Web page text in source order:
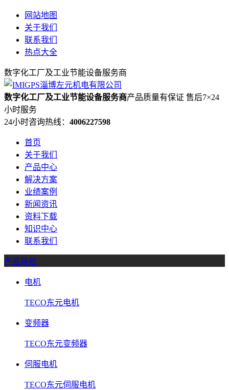
网站地图
关于我们
联系我们
热点大全
数字化工厂及工业节能设备服务商
数字化工厂及工业节能设备服务商产品质量有保证 售后7×24
小时服务
24小时咨询热线： 4006227598
首页
关于我们
产品中心
解决方案
业绩案例
新闻资讯
资料下载
知识中心
联系我们
产品导航
电机
TECO东元电机
变频器
TECO东元变频器
伺服电机
TECO东元伺服电机